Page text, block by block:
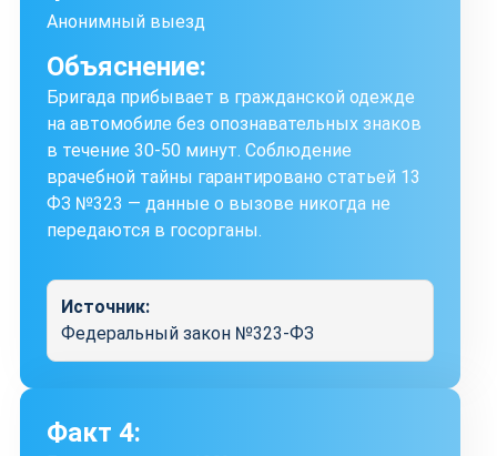
Анонимный выезд
Объяснение:
Бригада прибывает в гражданской одежде
на автомобиле без опознавательных знаков
в течение 30-50 минут. Соблюдение
врачебной тайны гарантировано статьей 13
ФЗ №323 — данные о вызове никогда не
передаются в госорганы.
Источник:
Федеральный закон №323-ФЗ
Факт 4: